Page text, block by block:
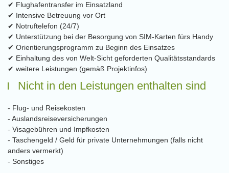
✔ Flughafentransfer im Einsatzland
✔ Intensive Betreuung vor Ort
✔ Notruftelefon (24/7)
✔ Unterstützung bei der Besorgung von SIM-Karten fürs Handy
✔ Orientierungsprogramm zu Beginn des Einsatzes
✔ Einhaltung des von Welt-Sicht geforderten Qualitätsstandards
✔ weitere Leistungen (gemäß Projektinfos)
Nicht in den Leistungen enthalten sind
- Flug- und Reisekosten
- Auslandsreiseversicherungen
- Visagebühren und Impfkosten
- Taschengeld / Geld für private Unternehmungen (falls nicht
anders vermerkt)
- Sonstiges